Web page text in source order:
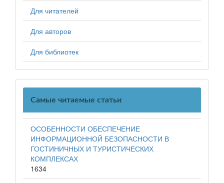
Для читателей
Для авторов
Для библиотек
Самые читаемые статьи
ОСОБЕННОСТИ ОБЕСПЕЧЕНИЕ
ИНФОРМАЦИОННОЙ БЕЗОПАСНОСТИ В
ГОСТИНИЧНЫХ И ТУРИСТИЧЕСКИХ
КОМПЛЕКСАХ
1634